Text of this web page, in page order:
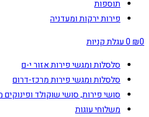
תוספות
פירות ירקות ומעדניה
₪0
0עגלת קניות
סלסלות ומגשי פירות אזור י-ם
סלסלות ומגשי פירות מרכז-דרום
סושי פירות, סושי שוקולד ופינוקים
משלוחי עוגות